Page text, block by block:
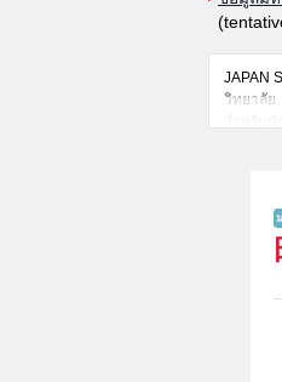
JAPAN
วิทยาลัย
สำหรับ